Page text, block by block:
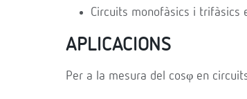
Circuits monofàsics i trifàsics
APLICACIONS
Per a la mesura del cosφ en